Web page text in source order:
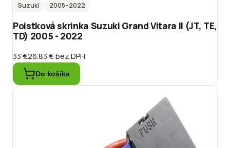
Suzuki
2005–2022
Poistková skrinka Suzuki Grand Vitara II (JT, TE,
TD) 2005 - 2022
33 €26.83 €bez DPH
Do košíka